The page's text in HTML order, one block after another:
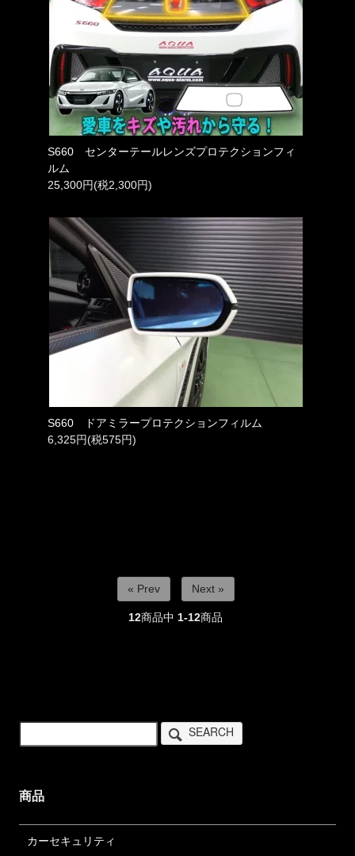
S660 センターテールレンズプロテクションフィ
ルム
25,300円(税2,300円)
S660 ドアミラープロテクションフィルム
6,325円(税575円)
« Prev Next »
12商品中 1-12商品
SEARCH
商品
カーセキュリティ